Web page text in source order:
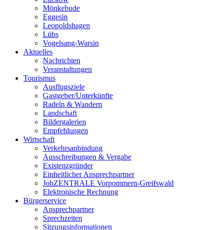
Mönkebude
Eggesin
Leopoldshagen
Lübs
Vogelsang-Warsin
Aktuelles
Nachrichten
Veranstaltungen
Tourismus
Ausflugsziele
Gastgeber/Unterkünfte
Radeln & Wandern
Landschaft
Bildergalerien
Empfehlungen
Wirtschaft
Verkehrsanbindung
Ausschreibungen & Vergabe
Existenzgründer
Einheitlicher Ansprechpartner
JobZENTRALE Vorpommern-Greifswald
Elektronische Rechnung
Bürgerservice
Ansprechpartner
Sprechzeiten
Sitzungsinformationen